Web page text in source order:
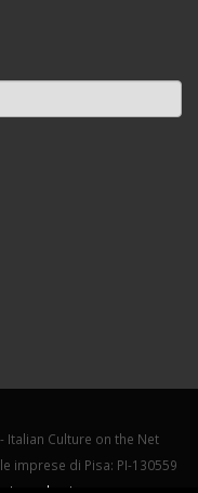
Italian Culture on the Net
imprese di Pisa: PI-130559